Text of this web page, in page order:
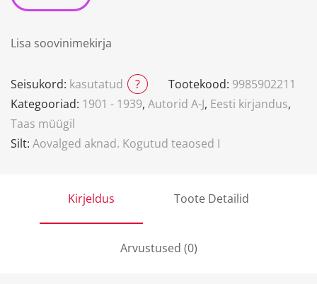
Lisa soovinimekirja
Seisukord: kasutatud ? Tootekood: 9985902211
Kategooriad: 1901 - 1939, Autorid A-J, Eesti kirjandus,
Taas müügil
Silt: Aovalged aknad. Kogutud teaosed I
Kirjeldus Toote Detailid
Arvustused (0)